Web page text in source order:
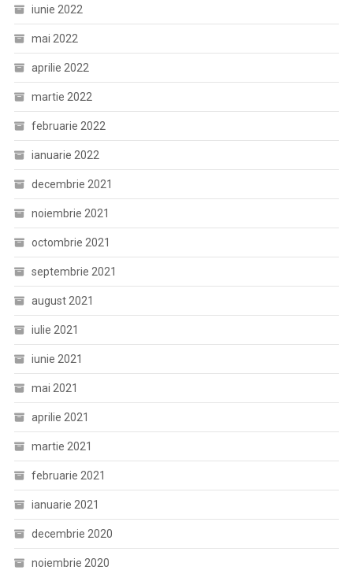
iunie 2022
mai 2022
aprilie 2022
martie 2022
februarie 2022
ianuarie 2022
decembrie 2021
noiembrie 2021
octombrie 2021
septembrie 2021
august 2021
iulie 2021
iunie 2021
mai 2021
aprilie 2021
martie 2021
februarie 2021
ianuarie 2021
decembrie 2020
noiembrie 2020